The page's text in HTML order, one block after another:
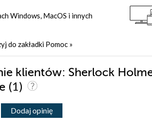
Windows, MacOS i innych
do zakładki Pomoc »
klientów: Sherlock
(1)
Dodaj opinię